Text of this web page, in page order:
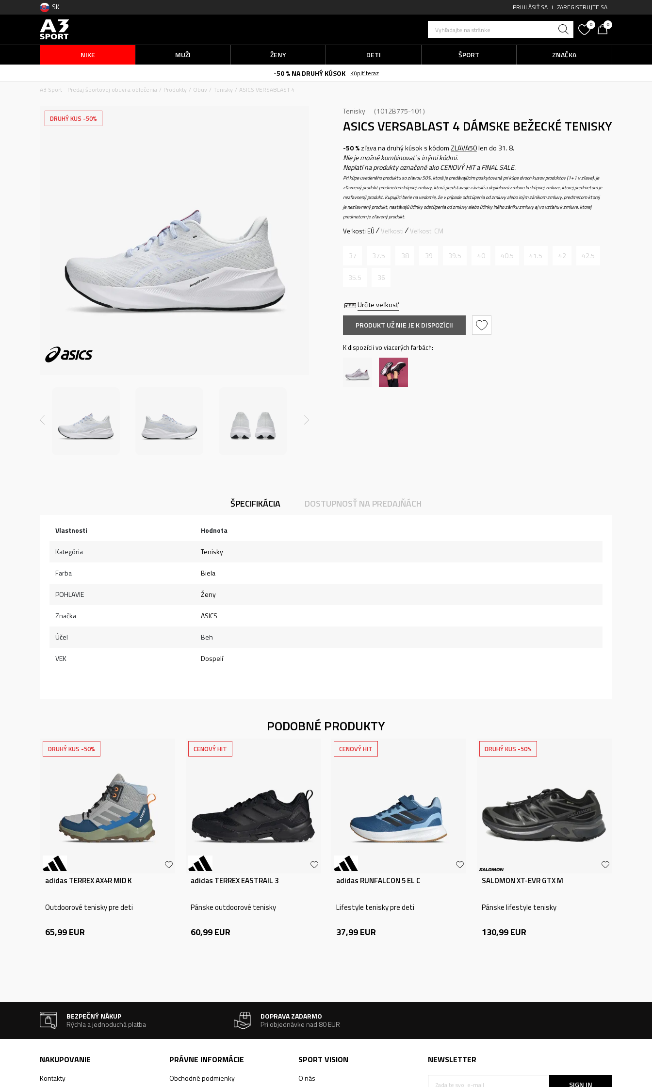
SK PRIHLÁSIŤ SA ZAREGISTRUJTE SA
Vyhľadajte na stránke
0 0
NIKE MUŽI ŽENY DETI ŠPORT
ZNAČKA
-50 % NA DRUHÝ KÚSOK
Kúpiť teraz
A3 Sport - Predaj športovej obuvi a oblečenia
Produkty Obuv Tenisky ASICS VERSABLAST 4
DRUHÝ KUS -50%
Tenisky 1012B775-101
ASICS VERSABLAST 4 DÁMSKE BEŽECKÉ TENISKY
-50 %zľava na druhý kúsok s kódomZLAVA50len do 31. 8.
Nie je možné kombinovať s inými kódmi.
Neplatí na produkty označené ako CENOVÝ HIT a FINAL SALE.
Pri kúpe uvedeného produktu so zľavou 50%, ktorá je predávajúcim poskytovaná pri kúpe dvoch kusov produktov (1+1 v zľave), je
zľavnený produkt predmetom kúpnej zmluvy, ktorá predstavuje závislú a doplnkovú zmluvu ku kúpnej zmluve, ktorej predmetom je
nezľavnený produkt. Kupujúci berie na vedomie, že v prípade odstúpenia od zmluvy alebo iným zánikom zmluvy, predmetom ktorej
je nezľavnený produkt, nastávajú účinky odstúpenia od zmluvy alebo účinky iného zániku zmluvy aj vo vzťahu k zmluve, ktorej
predmetom je zľavený produkt.
Určite veľkosť
Veľkosti EÚ Veľkosti Veľkosti CM
37 37.5 38 39 39.5 40 40.5 41.5 42 42.5
35.5 36
PRODUKT UŽ NIE JE K DISPOZÍCII
K dispozícii vo viacerých farbách:
ŠPECIFIKÁCIA DOSTUPNOSŤ NA PREDAJŇÁCH
Vlastnosti Hodnota
Kategória Tenisky
Farba Biela
POHLAVIE Ženy
Značka ASICS
Účel Beh
VEK Dospelí
PODOBNÉ PRODUKTY
DRUHÝ KUS -50%
adidas TERREX AX4R MID K
Outdoorové tenisky pre deti
65,99EUR
CENOVÝ HIT
adidas TERREX EASTRAIL 3
Pánske outdoorové tenisky
60,99EUR
CENOVÝ HIT
adidas RUNFALCON 5 EL C
Lifestyle tenisky pre deti
37,99EUR
DRUHÝ KUS -50%
SALOMON XT-EVR GTX M
Pánske lifestyle tenisky
130,99EUR
BEZPEČNÝ NÁKUP
Rýchla a jednoduchá platba
DOPRAVA ZADARMO
Pri objednávke nad 80 EUR
NAKUPOVANIE
Kontakty
PRÁVNE INFORMÁCIE
Obchodné podmienky
SPORT VISION
O nás
NEWSLETTER
SIGN IN